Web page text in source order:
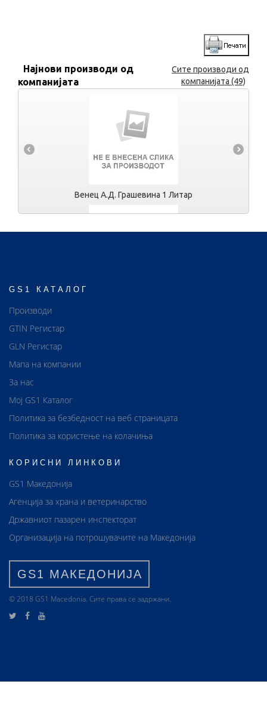
Најнови производи од
компанијата
Сите производи од
компанијата (49)
Венец А.Д. Грашевина 1 Литар
GS1 КАТАЛОГ
Производи
GTIN Регистар
GLN Регистар
Мапа на компании
За нас
Мој GS1 Каталог
Политика за безбедност на веб страницата
Политика за користење на колачиња
КОРИСНИ ЛИНКОВИ
GS1 Македонија
Агенција за храна и ветеринарство
Државниот пазарен инспекторат
Организација на потрошувачите на Македонија
GS1 МАКЕДОНИЈА
© 2018 GS1 Маcedonia. Сите права се задржани.